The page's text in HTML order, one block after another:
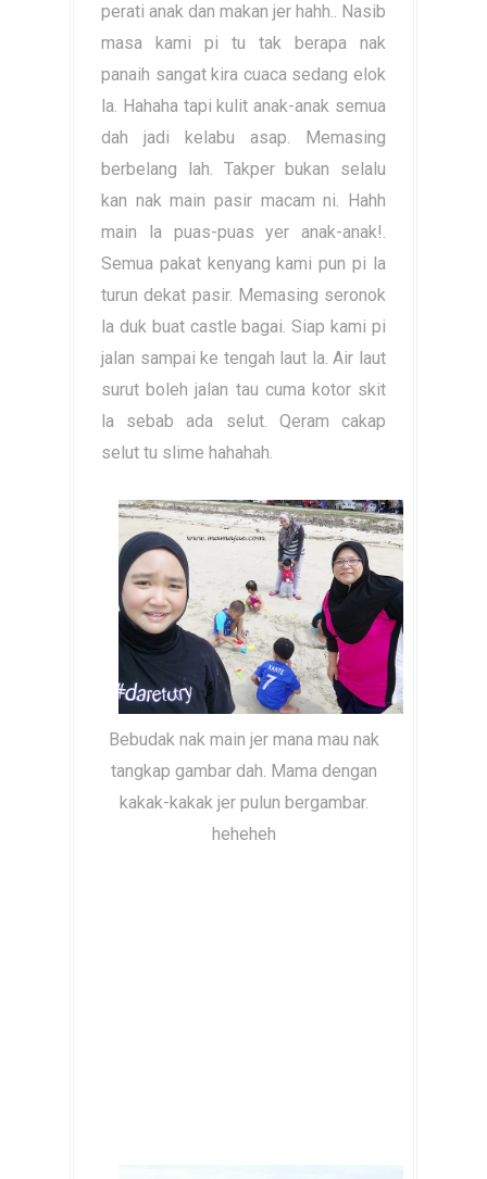
perati anak dan makan jer hahh.. Nasib
masa kami pi tu tak berapa nak
panaih sangat kira cuaca sedang elok
la. Hahaha tapi kulit anak-anak semua
dah jadi kelabu asap. Memasing
berbelang lah. Takper bukan selalu
kan nak main pasir macam ni. Hahh
main la puas-puas yer anak-anak!.
Semua pakat kenyang kami pun pi la
turun dekat pasir. Memasing seronok
la duk buat castle bagai. Siap kami pi
jalan sampai ke tengah laut la. Air laut
surut boleh jalan tau cuma kotor skit
la sebab ada selut. Qeram cakap
selut tu slime hahahah.
Bebudak nak main jer mana mau nak
tangkap gambar dah. Mama dengan
kakak-kakak jer pulun bergambar.
heheheh